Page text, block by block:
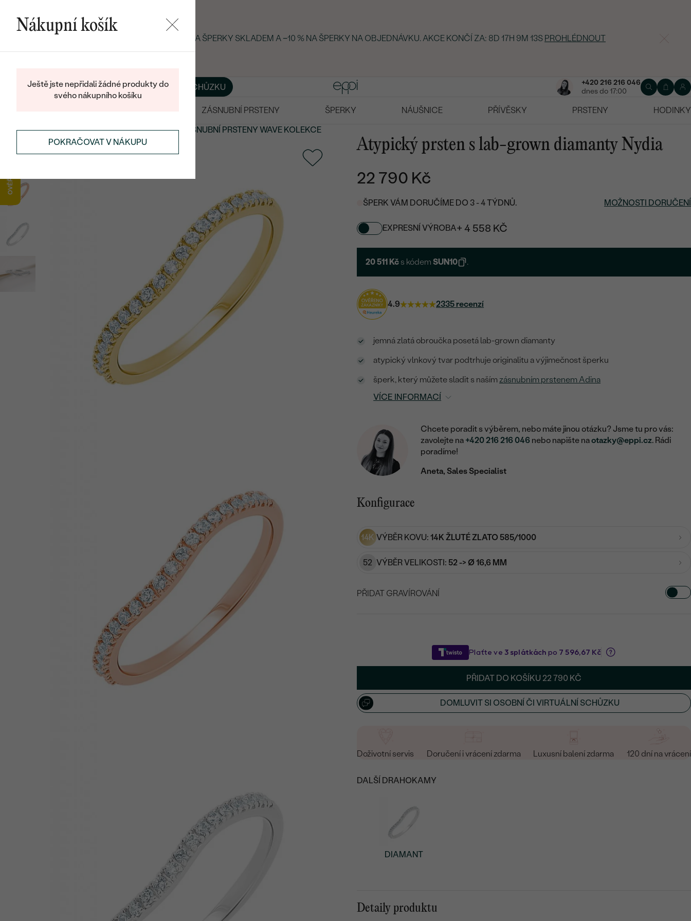
LETNÍ BLACK FRIDAY: −25 % NA ŠPERKY SKLADEM A −10 % NA ŠPERKY NA OBJEDNÁVKU. AKCE KONČÍ ZA: 8D 17H 9M 12S PROHLÉDNOUT
BLOGŠPERKY NA MÍRU DOMLUVIT SI SCHŮZKU
+420 216 216 046
dnes do 17:00
ZÁSNUBNÍ PRSTENY ŠPERKY NÁUŠNICE PŘÍVĚSKY PRSTENY
HODINKY
ZÁSNUBNÍ PRSTENYNOVÉ ZÁSNUBNÍ PRSTENY ZÁSNUBNÍ PRSTENYWAVE KOLEKCE
Atypický prsten s lab-grown diamanty Nydia
22 790 Kč
ŠPERK VÁM DORUČÍME DO 3 - 4 TÝDNŮ. MOŽNOSTI DORUČENÍ
EXPRESNÍ VÝROBA+ 4 558 KČ
20 511 Kč s kódemSUN10 .
4.9 2335 recenzí
jemná zlatá obroučka posetá lab-grown diamanty
atypický vlnkový tvar podtrhuje originalitu a výjimečnost šperku
šperk, který můžete sladit s naším zásnubním prstenem Adina
VÍCE INFORMACÍ
Chcete poradit s výběrem, nebo máte jinou otázku? Jsme tu pro vás:
zavolejte na +420 216 216 046 nebo napište naotazky@eppi.cz. Rádi
poradíme!
Aneta, Sales Specialist
Konfigurace
14K VÝBĚR KOVU: 14K ŽLUTÉ ZLATO 585/1000
52 VÝBĚR VELIKOSTI: 52 -> Ø 16,6 MM
PŘIDAT GRAVÍROVÁNÍ
PŘIDAT DO KOŠÍKU 22 790 KČ
DOMLUVIT SI OSOBNÍ ČI VIRTUÁLNÍ SCHŮZKU
Doživotní servis Doručení i vrácení zdarma Luxusní balení zdarma 120 dní na vrácení
DALŠÍ DRAHOKAMY
DIAMANT
Detaily produktu
Nákupní košík
Ještě jste nepřidali žádné produkty do
svého nákupního košíku
POKRAČOVAT V NÁKUPU